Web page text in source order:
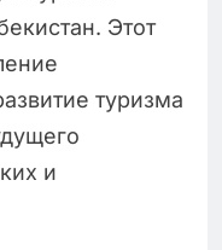
Этот
туризма
и